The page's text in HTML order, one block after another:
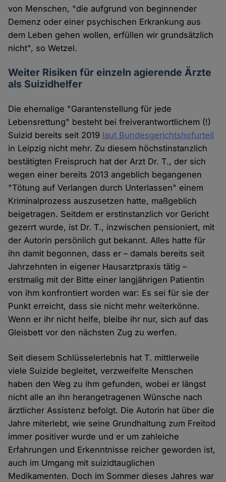
von Menschen, "die aufgrund von beginnender
Demenz oder einer psychischen Erkrankung aus
dem Leben gehen wollen, erfüllen wir grundsätzlich
nicht", so Wetzel.
Weiter Risiken für einzeln agierende Ärzte
als Suizidhelfer
Die ehemalige "Garantenstellung für jede
Lebensrettung" besteht bei freiverantwortlichem (!)
Suizid bereits seit 2019 laut Bundesgerichtshofurteil
in Leipzig nicht mehr. Zu diesem höchstinstanzlich
bestätigten Freispruch hat der Arzt Dr. T., der sich
wegen einer bereits 2013 angeblich begangenen
"Tötung auf Verlangen durch Unterlassen" einem
Kriminalprozess auszusetzen hatte, maßgeblich
beigetragen. Seitdem er erstinstanzlich vor Gericht
gezerrt wurde, ist Dr. T., inzwischen pensioniert, mit
der Autorin persönlich gut bekannt. Alles hatte für
ihn damit begonnen, dass er – damals bereits seit
Jahrzehnten in eigener Hausarztpraxis tätig –
erstmalig mit der Bitte einer langjährigen Patientin
von ihm konfrontiert worden war: Es sei für sie der
Punkt erreicht, dass sie nicht mehr weiterkönne.
Wenn er ihr nicht helfe, bleibe ihr nur, sich auf das
Gleisbett vor den nächsten Zug zu werfen.
Seit diesem Schlüsselerlebnis hat T. mittlerweile
viele Suizide begleitet, verzweifelte Menschen
haben den Weg zu ihm gefunden, wobei er längst
nicht alle an ihn herangetragenen Wünsche nach
ärztlicher Assistenz befolgt. Die Autorin hat über die
Jahre miterlebt, wie seine Grundhaltung zum Freitod
immer positiver wurde und er um zahleiche
Erfahrungen und Erkenntnisse reicher geworden ist,
auch im Umgang mit suizidtauglichen
Medikamenten. Doch im Sommer dieses Jahres war